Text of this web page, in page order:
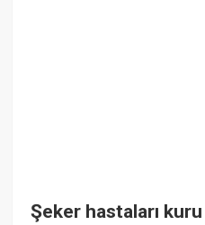
Şeker hastaları